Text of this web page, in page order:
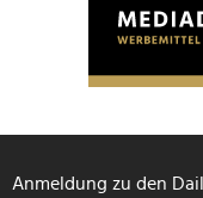
personalisieren,
zu können und die
analysieren.
soziale Medien,
Anmeldung zu den